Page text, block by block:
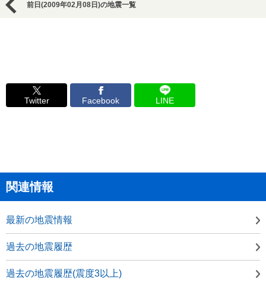
前日(2009年02月08日)の地震一覧
Twitter Facebook LINE
関連情報
最新の地震情報
過去の地震履歴
過去の地震履歴(震度3以上)